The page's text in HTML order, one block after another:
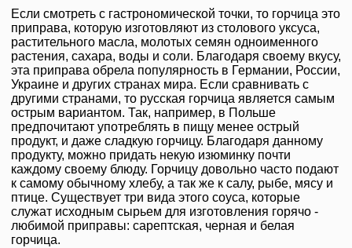
Если смотреть с гастрономической точки, то горчица это
приправа, которую изготовляют из столового уксуса,
растительного масла, молотых семян одноименного
растения, сахара, воды и соли. Благодаря своему вкусу,
эта приправа обрела популярность в Германии, России,
Украине и других странах мира. Если сравнивать с
другими странами, то русская горчица является самым
острым вариантом. Так, например, в Польше
предпочитают употреблять в пищу менее острый
продукт, и даже сладкую горчицу. Благодаря данному
продукту, можно придать некую изюминку почти
каждому своему блюду. Горчицу довольно часто подают
к самому обычному хлебу, а так же к салу, рыбе, мясу и
птице. Существует три вида этого соуса, которые
служат исходным сырьем для изготовления горячо -
любимой приправы: сарептская, черная и белая
горчица.